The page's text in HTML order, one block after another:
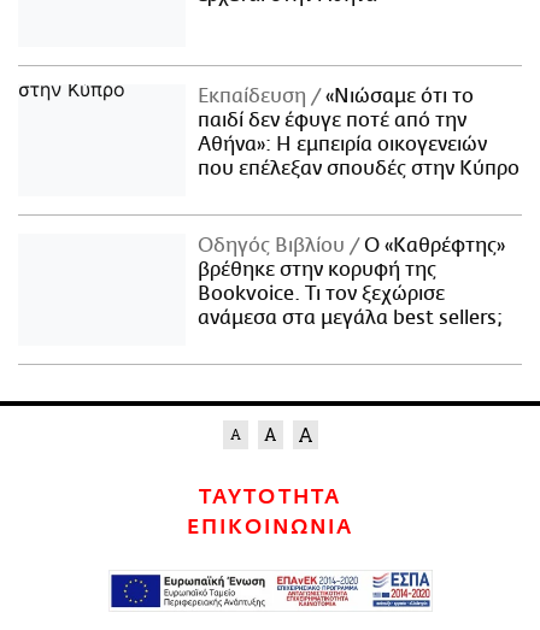
Εκπαίδευση
«Νιώσαμε ότι το
παιδί δεν έφυγε ποτέ από την
Αθήνα»: Η εμπειρία οικογενειών
που επέλεξαν σπουδές στην Κύπρο
Οδηγός Βιβλίου
Ο «Καθρέφτης»
βρέθηκε στην κορυφή της
Bookvoice. Τι τον ξεχώρισε
ανάμεσα στα μεγάλα best sellers;
ΤΑΥΤΟΤΗΤΑ
ΕΠΙΚΟΙΝΩΝΙΑ